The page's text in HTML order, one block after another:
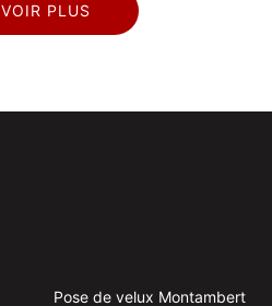
VOIR PLUS
Pose de velux Montambert